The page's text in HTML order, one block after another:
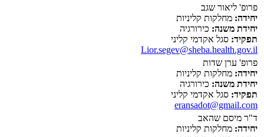
פרופ' ליאור שגב
יחידה: מחלקות קליניות
יחידת משנה: כירורגיה
תפקיד: סגל אקדמי קליני
Lior.segev@sheba.health.gov.il
פרופ' ערן שדות
יחידה: מחלקות קליניות
יחידת משנה: כירורגיה
תפקיד: סגל אקדמי קליני
eransadot@gmail.com
ד"ר מיסם שהאב
יחידה: מחלקות קליניות